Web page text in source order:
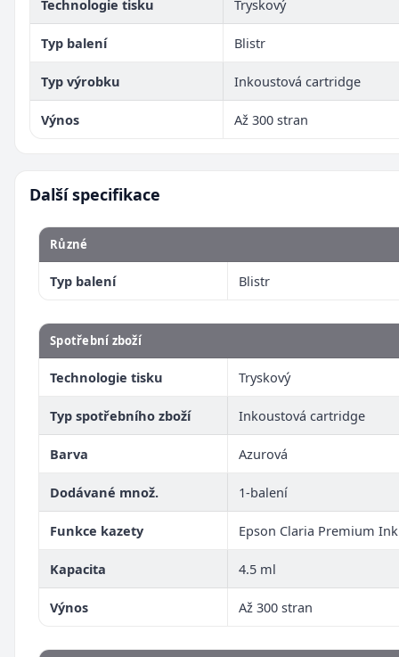
Technologie tisku Tryskový
Typ balení Blistr
Typ výrobku Inkoustová cartridge
Výnos Až 300 stran
Další specifikace
Různé
Typ balení Blistr
Spotřební zboží
Technologie tisku Tryskový
Typ spotřebního zboží Inkoustová cartridge
Barva Azurová
Dodávané množ. 1-balení
Funkce kazety Epson Claria Premium Ink
Kapacita 4.5 ml
Výnos Až 300 stran